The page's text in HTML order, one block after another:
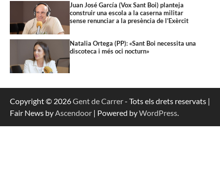
Juan José García (Vox Sant Boi) planteja
construir una escola a la caserna militar
sense renunciar a la presència de l’Exèrcit
Natalia Ortega (PP): «Sant Boi necessita una
discoteca i més oci nocturn»
Copyright © 2026Gent de Carrer- Tots els drets reservats |
Fair News byAscendoor | Powered byWordPress.